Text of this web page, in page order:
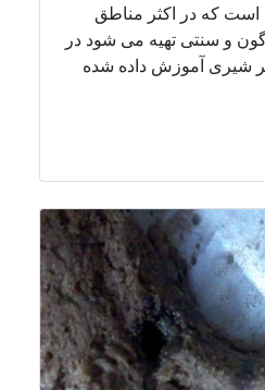
است که در اکثر مناطق
و سنتی تهیه می شود در
شیری آموزش داده شده